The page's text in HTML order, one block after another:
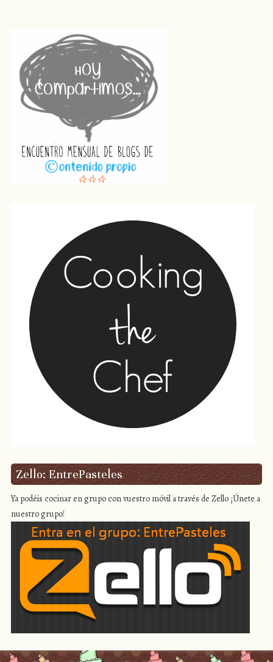
Zello: EntrePasteles
Ya podéis cocinar en grupo con vuestro móvil a través de Zello ¡Únete a
nuestro grupo!